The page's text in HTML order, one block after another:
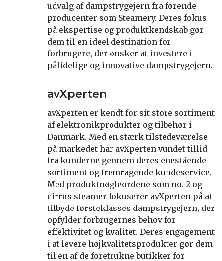
udvalg af dampstrygejern fra førende
producenter som Steamery. Deres fokus
på ekspertise og produktkendskab gør
dem til en ideel destination for
forbrugere, der ønsker at investere i
pålidelige og innovative dampstrygejern.
avXperten
avXperten er kendt for sit store sortiment
af elektronikprodukter og tilbehør i
Danmark. Med en stærk tilstedeværelse
på markedet har avXperten vundet tillid
fra kunderne gennem deres enestående
sortiment og fremragende kundeservice.
Med produktnøgleordene som no. 2 og
cirrus steamer fokuserer avXperten på at
tilbyde førsteklasses dampstrygejern, der
opfylder forbrugernes behov for
effektivitet og kvalitet. Deres engagement
i at levere højkvalitetsprodukter gør dem
til en af de foretrukne butikker for